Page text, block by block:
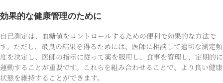
効果的な健康管理のために
自己測定は、血糖値をコントロールするための便利で効果的な方法で
す。ただし、最良の結果を得るためには、医師に相談して適切な測定頻
度を決定し、医師の指示に従って薬を服用し、食事を管理し、定期的に
運動することが重要です。これらを組み合わせることで、より良い健康
状態を維持することができます。